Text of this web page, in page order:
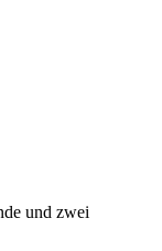
und zwei